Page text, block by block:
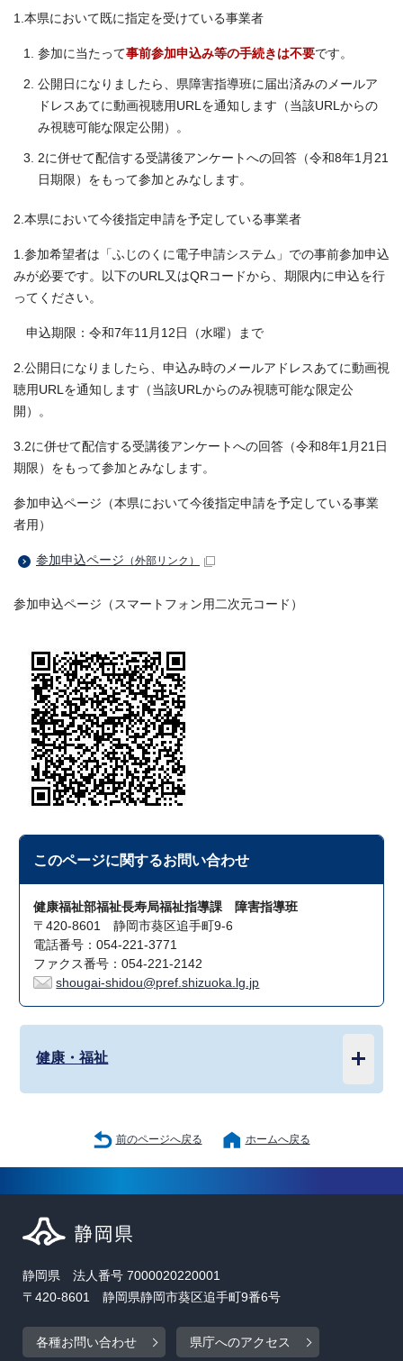
1.本県において既に指定を受けている事業者
参加に当たって事前参加申込み等の手続きは不要です。
公開日になりましたら、県障害指導班に届出済みのメールア
ドレスあてに動画視聴用URLを通知します（当該URLからの
み視聴可能な限定公開）。
2に併せて配信する受講後アンケートへの回答（令和8年1月21
日期限）をもって参加とみなします。
2.本県において今後指定申請を予定している事業者
1.参加希望者は「ふじのくに電子申請システム」での事前参加申込
みが必要です。以下のURL又はQRコードから、期限内に申込を行
ってください。
申込期限：令和7年11月12日（水曜）まで
2.公開日になりましたら、申込み時のメールアドレスあてに動画視
聴用URLを通知します（当該URLからのみ視聴可能な限定公
開）。
3.2に併せて配信する受講後アンケートへの回答（令和8年1月21日
期限）をもって参加とみなします。
参加申込ページ（本県において今後指定申請を予定している事業
者用）
参加申込ページ （外部リンク）
参加申込ページ（スマートフォン用二次元コード）
このページに関するお問い合わせ
健康福祉部福祉長寿局福祉指導課 障害指導班
〒420-8601 静岡市葵区追手町9-6
電話番号：054-221-3771
ファクス番号：054-221-2142
shougai-shidou@pref.shizuoka.lg.jp
健康・福祉
前のページへ戻る ホームへ戻る
静岡県 法人番号 7000020220001
〒420-8601 静岡県静岡市葵区追手町9番6号
各種お問い合わせ 県庁へのアクセス